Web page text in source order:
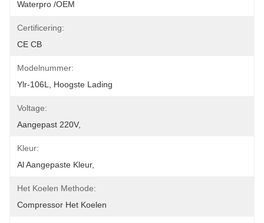
Waterpro /OEM
Certificering:
CE CB
Modelnummer:
Ylr-106L, Hoogste Lading
Voltage:
Aangepast 220V,
Kleur:
Al Aangepaste Kleur,
Het Koelen Methode:
Compressor Het Koelen